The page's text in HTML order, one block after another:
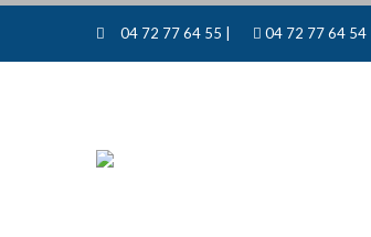
04 72 77 64 55 | 04 72 77 64 54 |